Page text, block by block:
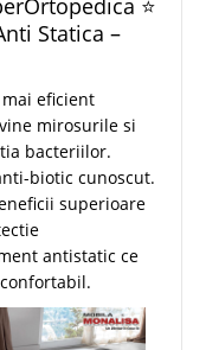
Statica –
eficient
mirosurile si
bacteriilor.
biotic cunoscut.
superioare
antistatic ce